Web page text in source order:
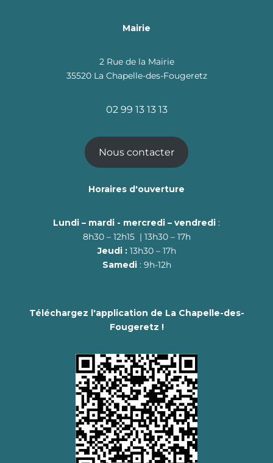
Mairie
2 Rue de la Mairie
35520 La Chapelle-des-Fougeretz
02 99 13 13 13
Nous contacter
Horaires d'ouverture
Lundi – mardi - mercredi – vendredi :
8h30 – 12h15 | 13h30 – 17h
Jeudi :13h30 – 17h
Samedi : 9h-12h
Téléchargez l'application de La Chapelle-des-
Fougeretz !